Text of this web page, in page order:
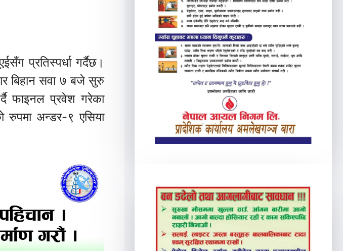
प्रतिस्पर्धा गर्दैछ।
बिहान सवा ७ बजे सुरु
फाइनल प्रवेश गरेका
रुपमा अन्डर-९ एसिया